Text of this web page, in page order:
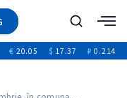
Ştiri
€ 20.05 $ 17.37 ₽ 0.214